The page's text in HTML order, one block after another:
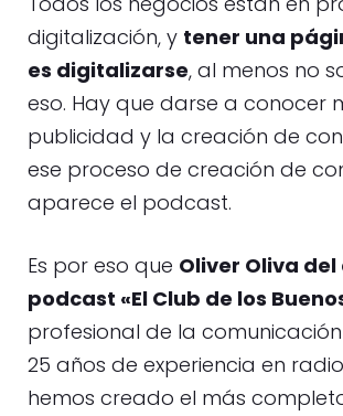
digitalización, y tener una
es digitalizarse, al menos no
eso. Hay que darse a conocer
publicidad y la creación de
ese proceso de creación de
aparece el podcast.
Es por eso que Oliver Oliva
podcast «El Club de los
profesional de la
25 años de experiencia en
hemos creado el más